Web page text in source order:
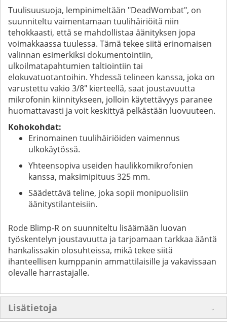
Tuulisuusuoja, lempinimeltään "DeadWombat", on
suunniteltu vaimentamaan tuulihäiriöitä niin
tehokkaasti, että se mahdollistaa äänityksen jopa
voimakkaassa tuulessa. Tämä tekee siitä erinomaisen
valinnan esimerkiksi dokumentointiin,
ulkoilmatapahtumien taltiointiin tai
elokuvatuotantoihin. Yhdessä telineen kanssa, joka on
varustettu vakio 3/8" kierteellä, saat joustavuutta
mikrofonin kiinnitykseen, jolloin käytettävyys paranee
huomattavasti ja voit keskittyä pelkästään luovuuteen.
Kohokohdat:
Erinomainen tuulihäiriöiden vaimennus
ulkokäytössä.
Yhteensopiva useiden haulikkomikrofonien
kanssa, maksimipituus 325 mm.
Säädettävä teline, joka sopii monipuolisiin
äänitystilanteisiin.
Rode Blimp-R on suunniteltu lisäämään luovan
työskentelyn joustavuutta ja tarjoamaan tarkkaa ääntä
hankalissakin olosuhteissa, mikä tekee siitä
ihanteellisen kumppanin ammattilaisille ja vakavissaan
olevalle harrastajalle.
Lisätietoja